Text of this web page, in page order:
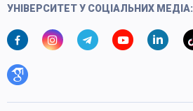
УНІВЕРСИТЕТ У СОЦІАЛЬНИХ МЕДІА: